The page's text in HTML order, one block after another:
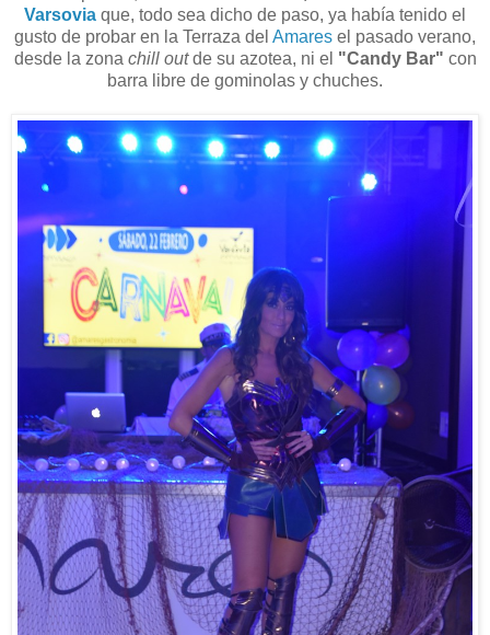
Varsovia que, todo sea dicho de paso, ya había tenido el
gusto de probar en la Terraza del Amares el pasado verano,
desde la zona chill outde su azotea, ni el "Candy Bar" con
barra libre de gominolas y chuches.